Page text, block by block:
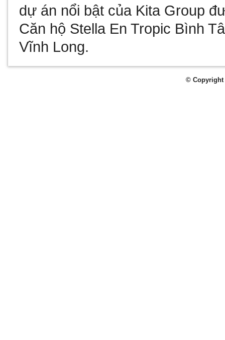
dự án nổi bật của Kita Group
Căn hộ Stella En Tropic Bình
Vĩnh Long.
© Copyright